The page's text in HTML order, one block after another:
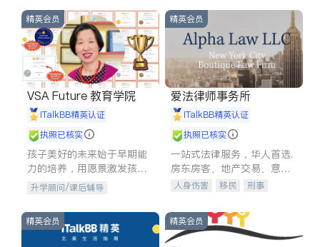
商铺租售
精英会员
VSA Future 教育学院
iTalkBB精英认证
执照已核实
孩子美好的未来始于早期能
力的培养，用愿景激发孩子
的学习潜力和动力。理念：
拥有成长型心态是成功的基
石。
升学顾问/课后辅导
精英会员
爱法律师事务所
iTalkBB精英认证
执照已核实
一站式法律服务，华人首选.
房东房客、地产交易、意外
伤害、车祸重伤、商业诉
建筑合同、刑事案件全包办
人身伤害 移民
刑事
信托/遗嘱
商业
索赔
律师-其它 保释
精英会员 精英会员